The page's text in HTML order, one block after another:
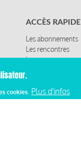
ACCÈS RAPIDE
Les abonnements
Les rencontres
Les ressources
cookies. Plus d'infos